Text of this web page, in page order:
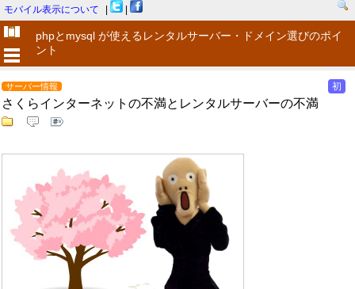
モバイル表示について
phpとmysql が使えるレンタルサーバー・ドメイン選びのポイ
ント
サーバー情報 初
さくらインターネットの不満とレンタルサーバーの不満